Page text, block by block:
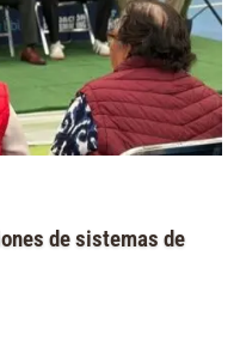
de sistemas de